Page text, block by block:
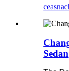
Sedan